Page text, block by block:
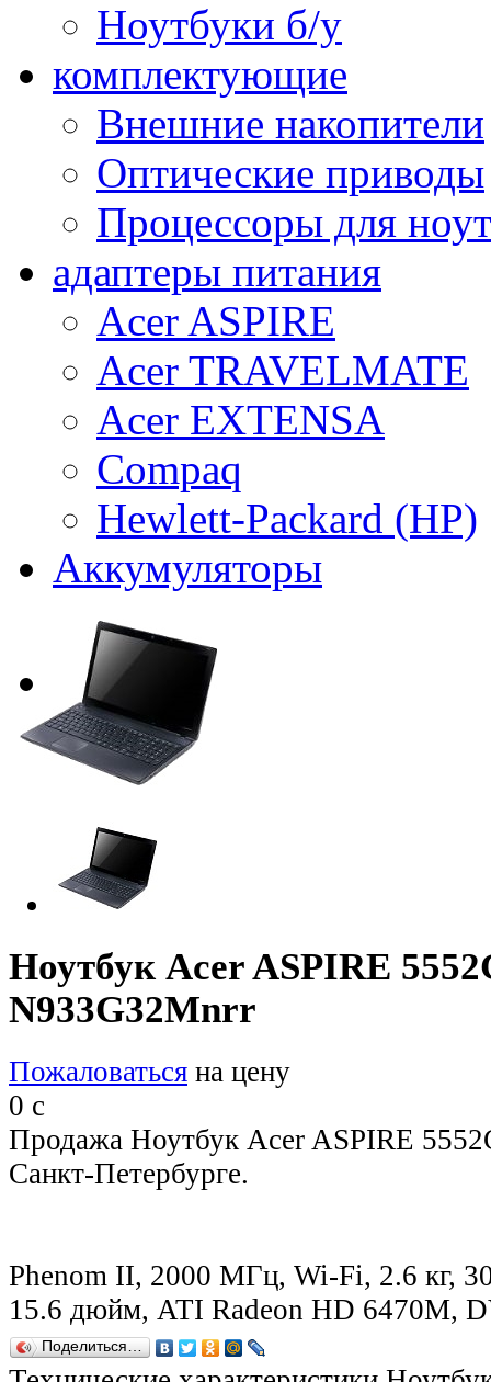
Ноутбуки б/у
комплектующие
Внешние накопители
Оптические приводы
Процессоры для
адаптеры питания
Acer ASPIRE
Acer TRAVELMATE
Acer EXTENSA
Compaq
Hewlett-Packard (HP)
Аккумуляторы
Ноутбук Acer ASPIRE
N933G32Mnrr
Пожаловаться на цену
0 c
Продажа Ноутбук Acer ASPIRE
Санкт-Петербурге.
Phenom II, 2000 МГц, Wi-Fi, 2.6 кг,
15.6 дюйм, ATI Radeon HD 6470M,
Поделиться…